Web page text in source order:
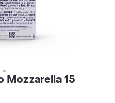
Mozzarella 15